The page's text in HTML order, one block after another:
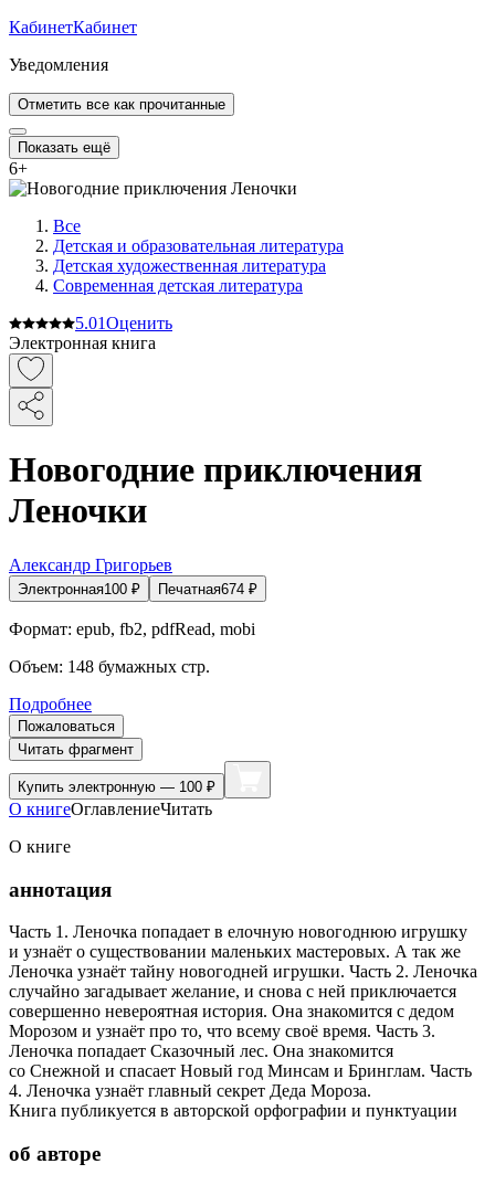
КабинетКабинет
Уведомления
Отметить все как прочитанные
Показать ещё
6+
Все
Детская и образовательная литература
Детская художественная литература
Современная детская литература
5.01Оценить
Электронная книга
Новогодние приключения
Леночки
Александр Григорьев
Электронная100 ₽ Печатная674 ₽
Формат: epub, fb2, pdfRead, mobi
Объем: 148 бумажных стр.
Подробнее
Пожаловаться
Читать фрагмент
Купить электронную — 100 ₽
О книгеОглавлениеЧитать
О книге
аннотация
Часть 1. Леночка попадает в елочную новогоднюю игрушку
и узнаёт о существовании маленьких мастеровых. А так же
Леночка узнаёт тайну новогодней игрушки. Часть 2. Леночка
случайно загадывает желание, и снова с ней приключается
совершенно невероятная история. Она знакомится с дедом
Морозом и узнаёт про то, что всему своё время. Часть 3.
Леночка попадает Сказочный лес. Она знакомится
со Снежной и спасает Новый год Минсам и Бринглам. Часть
4. Леночка узнаёт главный секрет Деда Мороза.
Книга публикуется в авторской орфографии и пунктуации
об авторе